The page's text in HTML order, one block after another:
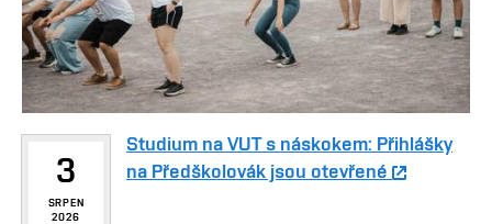
3
SRPEN
2026
Studium na VUT s náskokem: Přihlášky
na Předškolovák jsou otevřené